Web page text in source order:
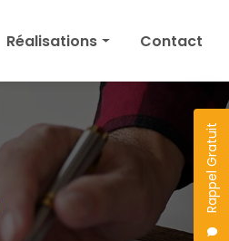
Rappel Gratuit
Réalisations
Agrandissement
Permis de construire
Autres
Projet en cours
Contact